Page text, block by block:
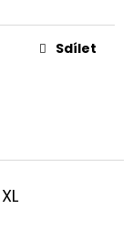
Sdílet